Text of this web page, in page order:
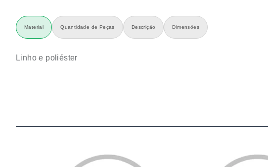
Material Quantidade de Peças Descrição Dimensões
Linho e poliéster